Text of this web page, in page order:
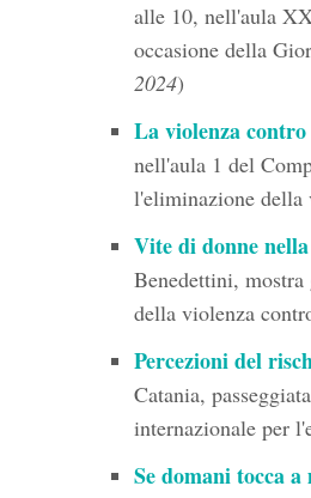
alle 10, nell'aula
occasione della
2024)
La violenza
nell'aula 1 del
l'eliminazione della
Vite di donne
Benedettini,
della violenza
Percezioni del
Catania,
internazionale per
Se domani tocca a